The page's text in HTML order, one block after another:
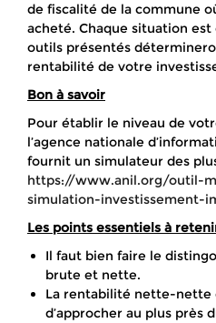
de fiscalité de la commune
acheté. Chaque situation
outils présentés
rentabilité de votre
Bon à savoir
Pour établir le niveau de
l’agence nationale
fournit un simulateur des
https://www.anil.org/outil-
simulation-investissement-
Les points essentiels à
Il faut bien faire le
brute et nette.
La rentabilité nette-nette
d’approcher au plus près